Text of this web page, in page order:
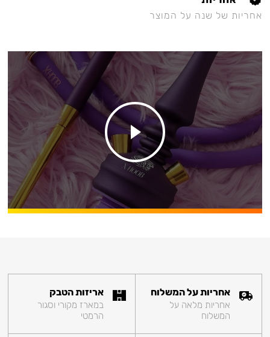
אחריות של שנה על המוצר
אחריות על המשלוח
אחריות מלאה על
המשלוח
אריזות הטבק
במארז מקורי וסגור
הרמטי